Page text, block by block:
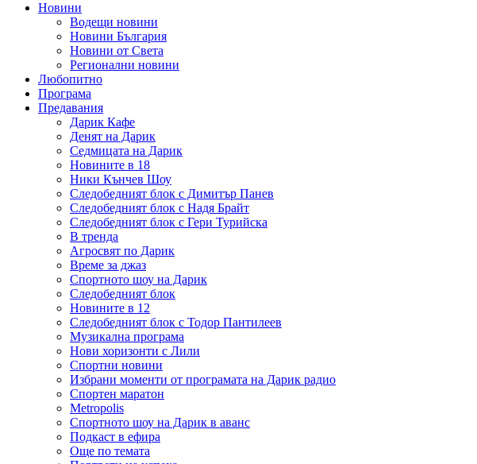
Новини
Водещи новини
Новини България
Новини от Света
Регионални новини
Любопитно
Програма
Предавания
Дарик Кафе
Денят на Дарик
Седмицата на Дарик
Новините в 18
Ники Кънчев Шоу
Следобедният блок с Димитър Панев
Следобедният блок с Надя Брайт
Следобедният блок с Гери Турийска
В тренда
Агросвят по Дарик
Време за джаз
Спортното шоу на Дарик
Следобедният блок
Новините в 12
Следобедният блок с Тодор Пантилеев
Музикална програма
Нови хоризонти с Лили
Спортни новини
Избрани моменти от програмата на Дарик радио
Спортен маратон
Metropolis
Спортното шоу на Дарик в аванс
Подкаст в ефира
Още по темата